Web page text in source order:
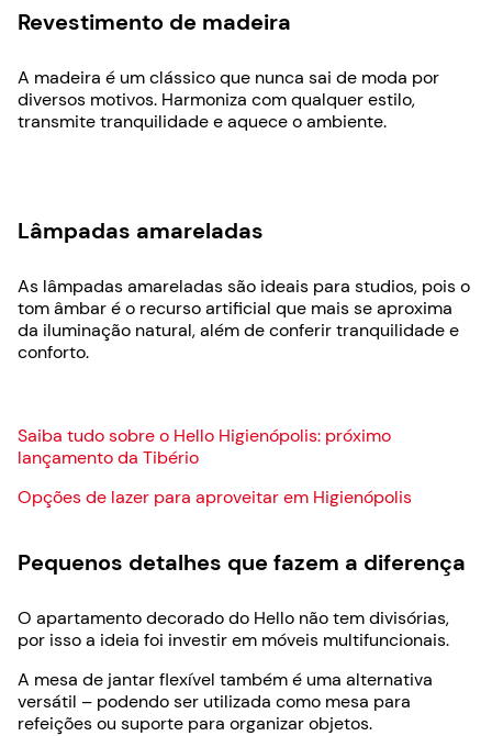
Revestimento de madeira
A madeira é um clássico que nunca sai de moda por
diversos motivos. Harmoniza com qualquer estilo,
transmite tranquilidade e aquece o ambiente.
Lâmpadas amareladas
As lâmpadas amareladas são ideais para studios, pois o
tom âmbar é o recurso artificial que mais se aproxima
da iluminação natural, além de conferir tranquilidade e
conforto.
Saiba tudo sobre o Hello Higienópolis: próximo
lançamento da Tibério
Opções de lazer para aproveitar em Higienópolis
Pequenos detalhes que fazem a diferença
O apartamento decorado do Hello não tem divisórias,
por isso a ideia foi investir em móveis multifuncionais.
A mesa de jantar flexível também é uma alternativa
versátil – podendo ser utilizada como mesa para
refeições ou suporte para organizar objetos.